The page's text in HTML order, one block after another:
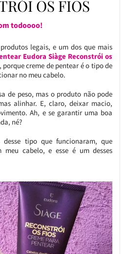
OS FIOS
todoooo!
legais, e um dos que mais
Eudora Siàge Reconstrói os
creme de pentear é o tipo de
no meu cabelo.
de peso, mas o produto não pode
alinhar. E, claro, deixar macio,
Ah, e se garantir uma boa
né?
desse tipo que funcionaram, que
meu cabelo, e esse é um desses